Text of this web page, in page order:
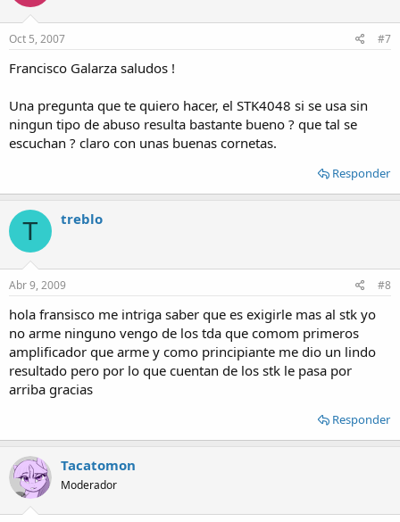
Oct 5, 2007 #7
Francisco Galarza saludos !
Una pregunta que te quiero hacer, el STK4048 si se usa sin
ningun tipo de abuso resulta bastante bueno ? que tal se
escuchan ? claro con unas buenas cornetas.
Responder
T treblo
Abr 9, 2009 #8
hola fransisco me intriga saber que es exigirle mas al stk yo
no arme ninguno vengo de los tda que comom primeros
amplificador que arme y como principiante me dio un lindo
resultado pero por lo que cuentan de los stk le pasa por
arriba gracias
Responder
Tacatomon
Moderador